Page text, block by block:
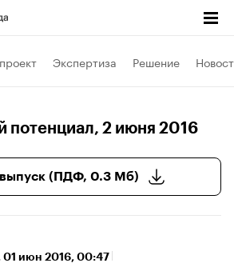
Экспертиза Решение
потенциал, 2 июня 2016
выпуск (ПДФ, 0.3 Мб)
01 июн 2016, 00:47